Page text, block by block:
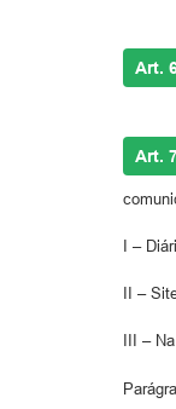
Art.
Art.
I –
II –
III –